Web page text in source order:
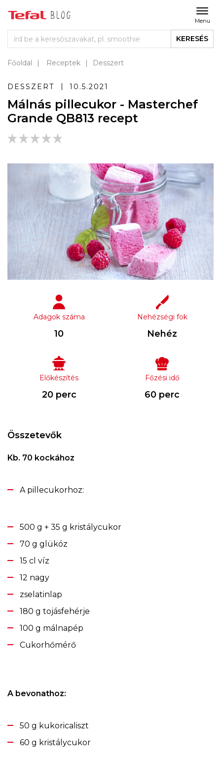
Menu
KERESÉS
Főoldal Receptek Desszert
DESSZERT 10.5.2021
Málnás pillecukor - Masterchef
Grande QB813 recept
Adagok száma
10
Nehézségi fok
Nehéz
Előkészítés
20 perc
Főzési idő
60 perc
Összetevők
Kb. 70 kockához
A pillecukorhoz:
500 g + 35 g kristálycukor
70 g glükóz
15 cl víz
12 nagy
zselatinlap
180 g tojásfehérje
100 g málnapép
Cukorhőmérő
A bevonathoz:
50 g kukoricaliszt
60 g kristálycukor